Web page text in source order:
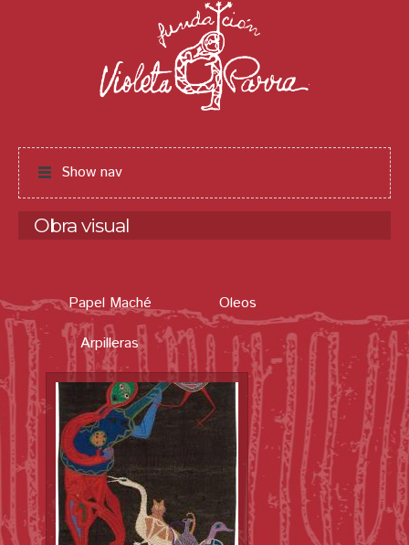
Jump to navigation
Show nav
Obra visual
Papel Maché
Oleos
Arpilleras